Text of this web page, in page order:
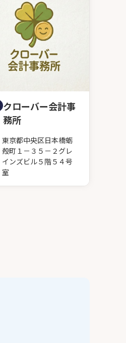
クローバー会計事
務所
東京都中央区日本橋蛎
殻町１－３５－２グレ
インズビル５階５４号
室